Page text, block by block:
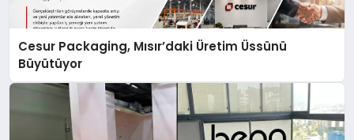
Cesur Packaging, Mısır’daki Üretim Üssünü
Büyütüyor